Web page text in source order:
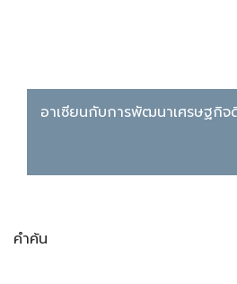
อาเซียนกับการพัฒนาเศรษฐกิจ
คำค้น